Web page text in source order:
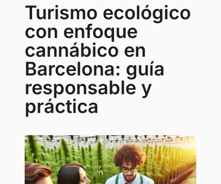
Turismo ecológico
con enfoque
cannábico en
Barcelona: guía
responsable y
práctica